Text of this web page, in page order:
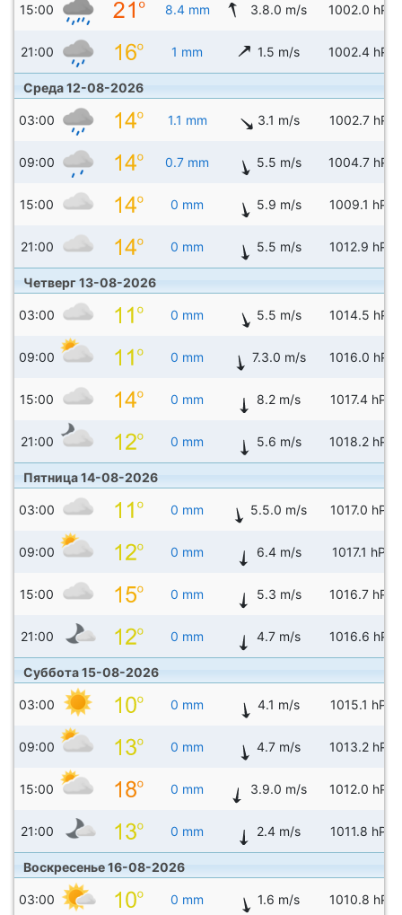
15:00 8.4 mm 3.8.0 m/s 1002.0 hPa
21:00 1 mm 1.5 m/s 1002.4 hPa
Среда 12-08-2026
03:00 1.1 mm 3.1 m/s 1002.7 hPa
09:00 0.7 mm 5.5 m/s 1004.7 hPa
15:00 0 mm 5.9 m/s 1009.1 hPa
21:00 0 mm 5.5 m/s 1012.9 hPa
Четверг 13-08-2026
03:00 0 mm 5.5 m/s 1014.5 hPa
09:00 0 mm 7.3.0 m/s 1016.0 hPa
15:00 0 mm 8.2 m/s 1017.4 hPa
21:00 0 mm 5.6 m/s 1018.2 hPa
Пятница 14-08-2026
03:00 0 mm 5.5.0 m/s 1017.0 hPa
09:00 0 mm 6.4 m/s 1017.1 hPa
15:00 0 mm 5.3 m/s 1016.7 hPa
21:00 0 mm 4.7 m/s 1016.6 hPa
Суббота 15-08-2026
03:00 0 mm 4.1 m/s 1015.1 hPa
09:00 0 mm 4.7 m/s 1013.2 hPa
15:00 0 mm 3.9.0 m/s 1012.0 hPa
21:00 0 mm 2.4 m/s 1011.8 hPa
Воскресенье 16-08-2026
03:00 0 mm 1.6 m/s 1010.8 hPa